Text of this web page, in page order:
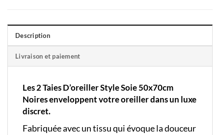
Description
Livraison et paiement
Les 2 Taies D’oreiller Style Soie 50x70cm
Noires enveloppent votre oreiller dans un luxe
discret.
Fabriquée avec un tissu qui évoque la douceur